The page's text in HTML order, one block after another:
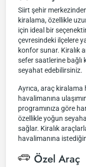
Siirt şehir
kiralama, özellikle
için ideal bir
çevresindeki ilçelere
konfor sunar. Kiralık
sefer saatlerine bağlı
seyahat edebilirsiniz.
Ayrıca, araç
havalimanına
programınıza göre
özellikle yoğun
sağlar. Kiralık
havalimanına
Özel Araç